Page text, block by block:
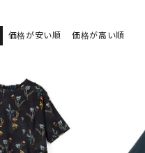
価格が安い順 価格が高い順